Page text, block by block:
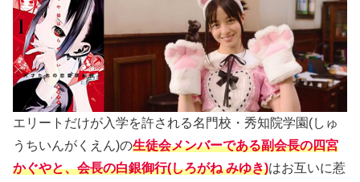
エリートだけが入学を許される名門校・秀知院学園(しゅ
うちいんがくえん)の生徒会メンバーである副会長の四宮
かぐやと、会長の白銀御行(しろがね みゆき)はお互いに惹